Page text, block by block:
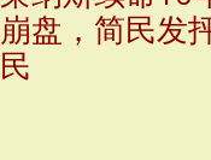
崩盘，简民发
民